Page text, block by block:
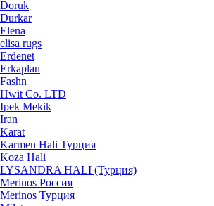
Doruk
Durkar
Elena
elisa rugs
Erdenet
Erkaplan
Fashn
Hwit Co. LTD
Ipek Mekik
Iran
Karat
Karmen Hali Турция
Koza Hali
LYSANDRA HALI (Турция)
Merinos Россия
Merinos Турция